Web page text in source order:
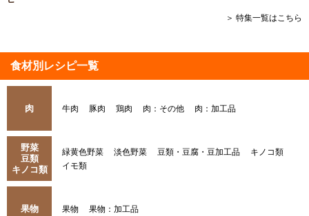
＞ 特集一覧はこちら
食材別レシピ一覧
肉 牛肉 豚肉 鶏肉 肉：その他 肉：加工品
野菜
豆類
キノコ類
緑黄色野菜 淡色野菜 豆類・豆腐・豆加工品
キノコ類
イモ類
果物 果物 果物：加工品